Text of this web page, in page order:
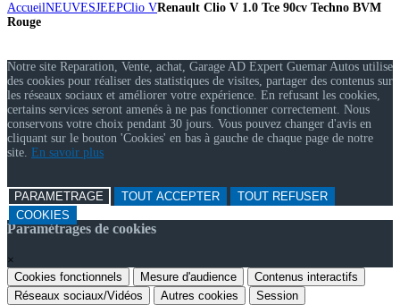
AccueilNEUVESJEEPClio VRenault Clio V 1.0 Tce 90cv Techno BVM
Rouge
Notre site Reparation, Vente, achat, Garage AD Expert Guemar Autos utilise
des cookies pour réaliser des statistiques de visites, partager des contenus sur
les réseaux sociaux et améliorer votre expérience. En refusant les cookies,
certains services seront amenés à ne pas fonctionner correctement. Nous
conservons votre choix pendant 30 jours. Vous pouvez changer d'avis en
cliquant sur le bouton 'Cookies' en bas à gauche de chaque page de notre
site. En savoir plus
PARAMETRAGE TOUT ACCEPTER
TOUT REFUSER
COOKIES
Paramétrages de cookies
×
Cookies fonctionnels
Mesure d'audience
Contenus interactifs
Réseaux sociaux/Vidéos
Autres cookies Session